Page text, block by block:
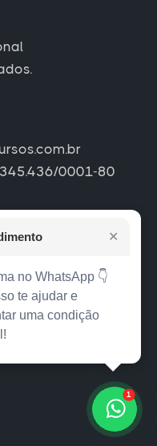
0001-80
1
✕
no WhatsApp 👇
te ajudar e
uma condição